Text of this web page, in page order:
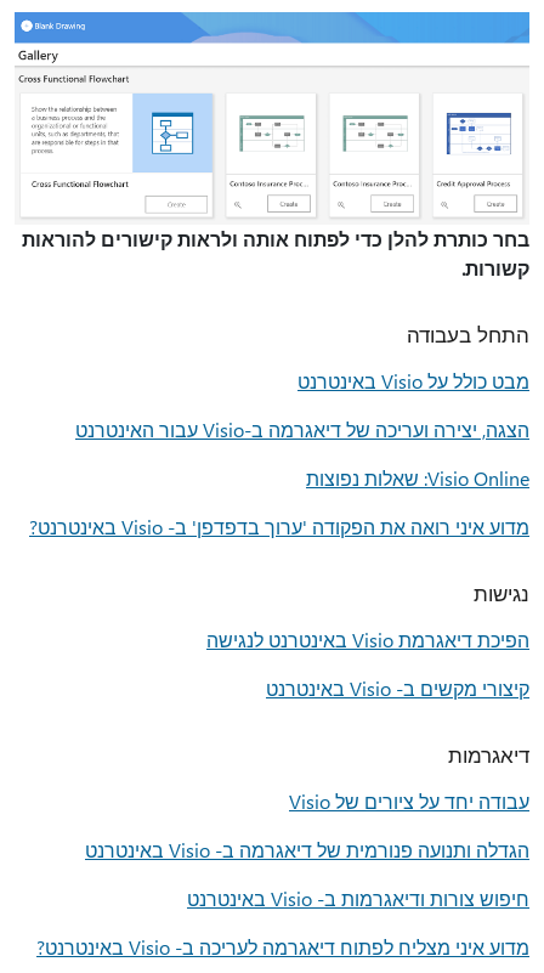
בחר כותרת להלן כדי לפתוח אותה ולראות קישורים להוראות
קשורות.
התחל בעבודה
מבט כולל על Visio באינטרנט
הצגה, יצירה ועריכה של דיאגרמה ב-Visio עבור האינטרנט
Visio Online: שאלות נפוצות
מדוע איני רואה את הפקודה 'ערוך בדפדפן' ב- Visio באינטרנט?
נגישות
הפיכת דיאגרמת Visio באינטרנט לנגישה
קיצורי מקשים ב- Visio באינטרנט
דיאגרמות
עבודה יחד על ציורים של Visio
הגדלה ותנועה פנורמית של דיאגרמה ב- Visio באינטרנט
חיפוש צורות ודיאגרמות ב- Visio באינטרנט
מדוע איני מצליח לפתוח דיאגרמה לעריכה ב- Visio באינטרנט?